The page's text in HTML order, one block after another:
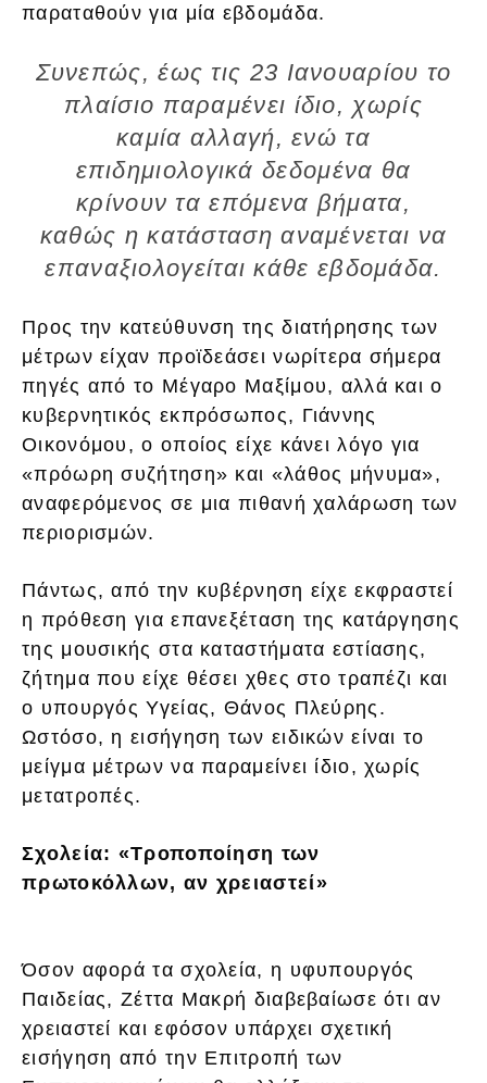
παραταθούν για μία εβδομάδα.
Συνεπώς, έως τις 23 Ιανουαρίου το
πλαίσιο παραμένει ίδιο, χωρίς
καμία αλλαγή, ενώ τα
επιδημιολογικά δεδομένα θα
κρίνουν τα επόμενα βήματα,
καθώς η κατάσταση αναμένεται να
επαναξιολογείται κάθε εβδομάδα.
Προς την κατεύθυνση της διατήρησης των
μέτρων είχαν προϊδεάσει νωρίτερα σήμερα
πηγές από το Μέγαρο Μαξίμου, αλλά και ο
κυβερνητικός εκπρόσωπος, Γιάννης
Οικονόμου, ο οποίος είχε κάνει λόγο για
«πρόωρη συζήτηση» και «λάθος μήνυμα»,
αναφερόμενος σε μια πιθανή χαλάρωση των
περιορισμών.
Πάντως, από την κυβέρνηση είχε εκφραστεί
η πρόθεση για επανεξέταση της κατάργησης
της μουσικής στα καταστήματα εστίασης,
ζήτημα που είχε θέσει χθες στο τραπέζι και
ο υπουργός Υγείας, Θάνος Πλεύρης.
Ωστόσο, η εισήγηση των ειδικών είναι το
μείγμα μέτρων να παραμείνει ίδιο, χωρίς
μετατροπές.
Σχολεία: «Τροποποίηση των
πρωτοκόλλων, αν χρειαστεί»
Όσον αφορά τα σχολεία, η υφυπουργός
Παιδείας, Ζέττα Μακρή διαβεβαίωσε ότι αν
χρειαστεί και εφόσον υπάρχει σχετική
εισήγηση από την Επιτροπή των